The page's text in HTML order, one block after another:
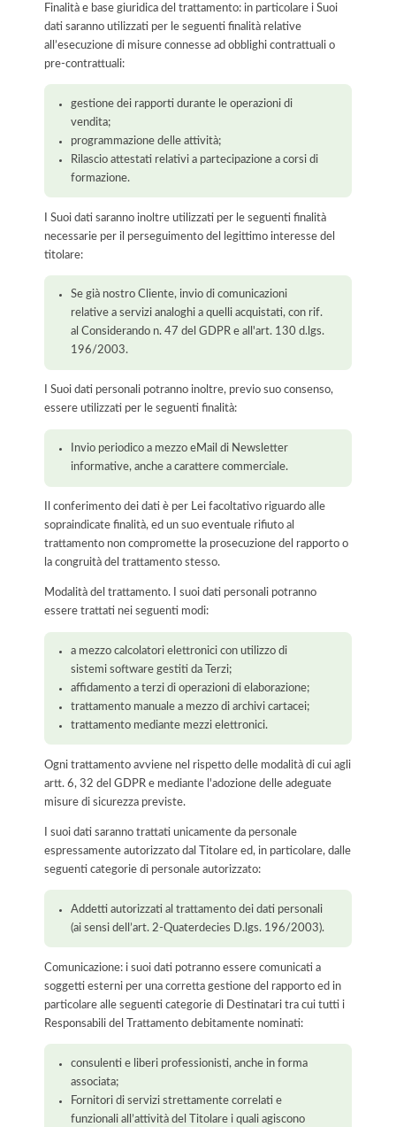
Finalità e base giuridica del trattamento: in particolare i Suoi
dati saranno utilizzati per le seguenti finalità relative
all’esecuzione di misure connesse ad obblighi contrattuali o
pre-contrattuali:
gestione dei rapporti durante le operazioni di
vendita;
programmazione delle attività;
Rilascio attestati relativi a partecipazione a corsi di
formazione.
I Suoi dati saranno inoltre utilizzati per le seguenti finalità
necessarie per il perseguimento del legittimo interesse del
titolare:
Se già nostro Cliente, invio di comunicazioni
relative a servizi analoghi a quelli acquistati, con rif.
al Considerando n. 47 del GDPR e all'art. 130 d.lgs.
196/2003.
I Suoi dati personali potranno inoltre, previo suo consenso,
essere utilizzati per le seguenti finalità:
Invio periodico a mezzo eMail di Newsletter
informative, anche a carattere commerciale.
Il conferimento dei dati è per Lei facoltativo riguardo alle
sopraindicate finalità, ed un suo eventuale rifiuto al
trattamento non compromette la prosecuzione del rapporto o
la congruità del trattamento stesso.
Modalità del trattamento. I suoi dati personali potranno
essere trattati nei seguenti modi:
a mezzo calcolatori elettronici con utilizzo di
sistemi software gestiti da Terzi;
affidamento a terzi di operazioni di elaborazione;
trattamento manuale a mezzo di archivi cartacei;
trattamento mediante mezzi elettronici.
Ogni trattamento avviene nel rispetto delle modalità di cui agli
artt. 6, 32 del GDPR e mediante l'adozione delle adeguate
misure di sicurezza previste.
I suoi dati saranno trattati unicamente da personale
espressamente autorizzato dal Titolare ed, in particolare, dalle
seguenti categorie di personale autorizzato:
Addetti autorizzati al trattamento dei dati personali
(ai sensi dell’art. 2-Quaterdecies D.lgs. 196/2003).
Comunicazione: i suoi dati potranno essere comunicati a
soggetti esterni per una corretta gestione del rapporto ed in
particolare alle seguenti categorie di Destinatari tra cui tutti i
Responsabili del Trattamento debitamente nominati:
consulenti e liberi professionisti, anche in forma
associata;
Fornitori di servizi strettamente correlati e
funzionali all’attività del Titolare i quali agiscono